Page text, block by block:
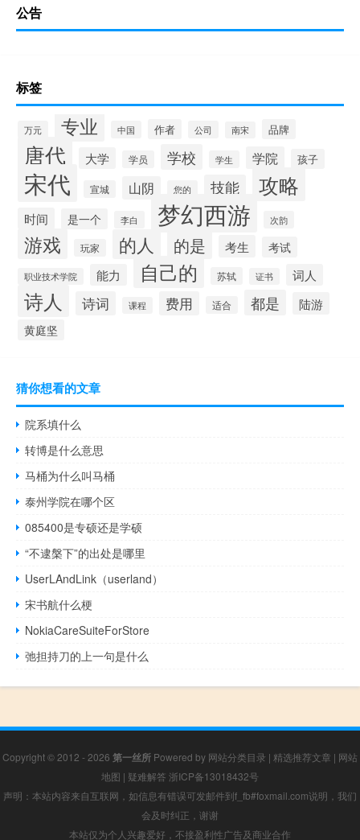
公告
标签
万元 专业 中国 作者 公司 南宋 品牌
唐代 大学 学员 学校 学生 学院 孩子
宋代 宣城 山阴 您的 技能 攻略
时间 是一个 李白 梦幻西游 次韵
游戏 玩家 的人 的是 考生 考试
职业技术学院 能力 自己的 苏轼 证书 词人
诗人 诗词 课程 费用 适合 都是 陆游
黄庭坚
猜你想看的文章
院系填什么
转博是什么意思
马桶为什么叫马桶
泰州学院在哪个区
085400是专硕还是学硕
“不逮槃下”的出处是哪里
UserLAndLink（userland）
宋书航什么梗
NokiaCareSuiteForStore
弛担持刀的上一句是什么
Copyright © 2012 - 2026 第一丝所 Powered by 网站分类目录 | 精选推荐文章 | 网站
地图 | 疑难解答 浙ICP备13018432号
声明：本站内容来自互联网，如信息有错误可发邮件到f_fb#foxmail.com说明，我们
会及时纠正，谢谢
本站仅为个人兴趣爱好，不接盈利性广告及商业合作